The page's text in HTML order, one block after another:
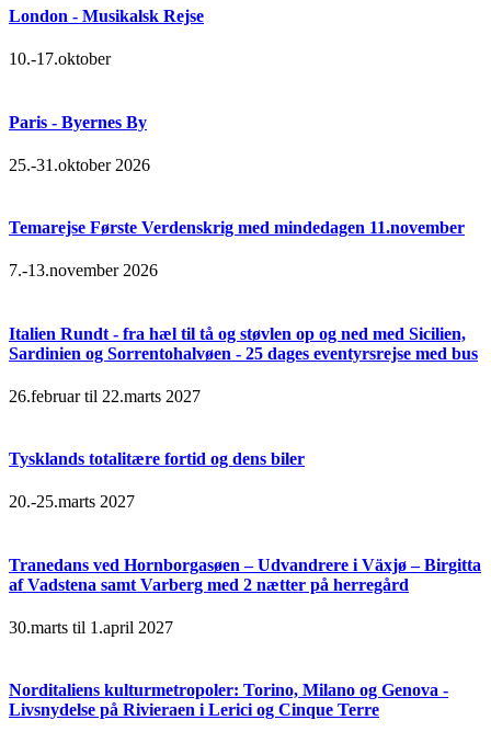
London - Musikalsk Rejse
10.-17.oktober
Paris - Byernes By
25.-31.oktober 2026
Temarejse Første Verdenskrig med mindedagen 11.november
7.-13.november 2026
Italien Rundt - fra hæl til tå og støvlen op og ned med Sicilien,
Sardinien og Sorrentohalvøen - 25 dages eventyrsrejse med bus
26.februar til 22.marts 2027
Tysklands totalitære fortid og dens biler
20.-25.marts 2027
Tranedans ved Hornborgasøen – Udvandrere i Växjø – Birgitta
af Vadstena samt Varberg med 2 nætter på herregård
30.marts til 1.april 2027
Norditaliens kulturmetropoler: Torino, Milano og Genova -
Livsnydelse på Rivieraen i Lerici og Cinque Terre